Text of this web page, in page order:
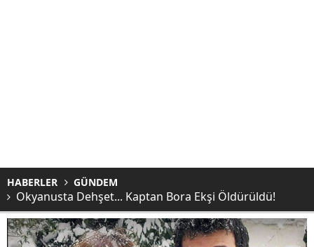
HABERLER GÜNDEM
Okyanusta Dehşet... Kaptan Bora Ekşi Öldürüldü!